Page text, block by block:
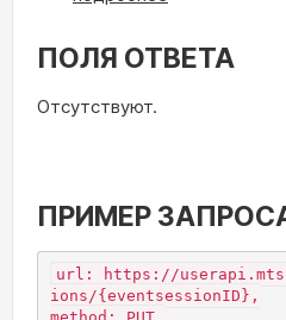
ПОЛЯ ОТВЕТА
Отсутствуют.
ПРИМЕР
url: https://
ions/{eventsessionID},
method: PUT,